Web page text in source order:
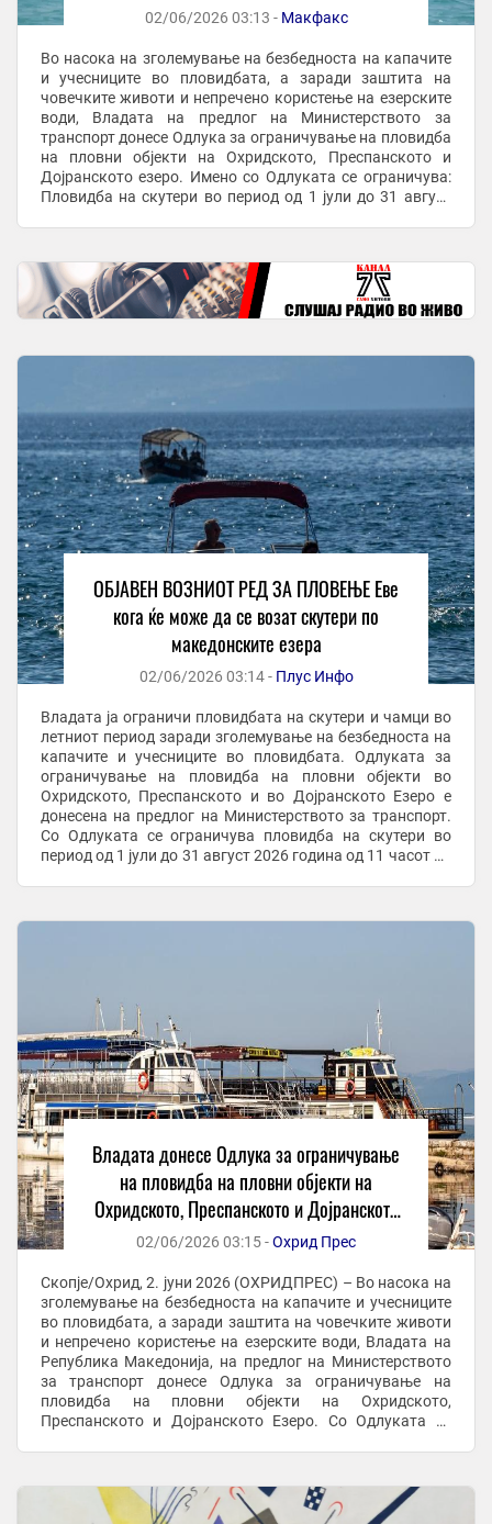
02/06/2026 03:13 - Макфакс
Во насока на зголемување на безбедноста на капачите
и учесниците во пловидбата, а заради заштита на
човечките животи и непречено користење на езерските
води, Владата на предлог на Министерството за
транспорт донесе Одлука за ограничување на пловидба
на пловни објекти на Охридското, Преспанското и
Дојранското езеро. Имено со Одлуката се ограничува:
Пловидба на скутери во период од 1 јули до 31 август
ОБЈАВЕН ВОЗНИОТ РЕД ЗА ПЛОВЕЊЕ Еве
кога ќе може да се возат скутери по
македонските езера
02/06/2026 03:14 - Плус Инфо
Владата ја ограничи пловидбата на скутери и чамци во
летниот период заради зголемување на безбедноста на
капачите и учесниците во пловидбата. Одлуката за
ограничување на пловидба на пловни објекти во
Охридското, Преспанското и во Дојранското Езеро е
донесена на предлог на Министерството за транспорт.
Со Одлуката се ограничува пловидба на скутери во
период од 1 јули до 31 август 2026 година од 11 часот до
Владата донесе Одлука за ограничување
на пловидба на пловни објекти на
Охридското, Преспанското и Дојранското
Езеро
02/06/2026 03:15 -Охрид Прес
Скопје/Охрид, 2. јуни 2026 (ОХРИДПРЕС) – Во насока на
зголемување на безбедноста на капачите и учесниците
во пловидбата, а заради заштита на човечките животи
и непречено користење на езерските води, Владата на
Република Македонија, на предлог на Министерството
за транспорт донесе Одлука за ограничување на
пловидба на пловни објекти на Охридското,
Преспанското и Дојранското Езеро. Со Одлуката се